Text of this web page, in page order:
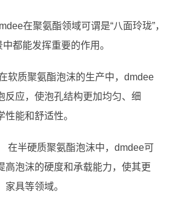
在聚氨酯领域可谓是“八面玲珑”，
都能发挥重要的作用。
软质聚氨酯泡沫的生产中，dmdee
反应，使泡孔结构更加均匀、细
能和舒适性。
在半硬质聚氨酯泡沫中，dmdee可
高泡沫的硬度和承载能力，使其更
具等领域。